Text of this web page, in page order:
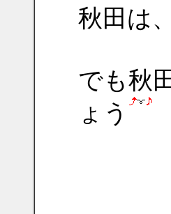
秋田は
でも秋
ょう